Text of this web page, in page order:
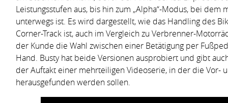
Leistungsstufen aus, bis hin zum „Alpha“-Modus, bei dem
unterwegs ist. Es wird dargestellt, wie das Handling des
Corner-Track ist, auch im Vergleich zu Verbrenner-
der Kunde die Wahl zwischen einer Betätigung per
Hand. Busty hat beide Versionen ausprobiert und gibt
der Auftakt einer mehrteiligen Videoserie, in der die Vor-
herausgefunden werden sollen.